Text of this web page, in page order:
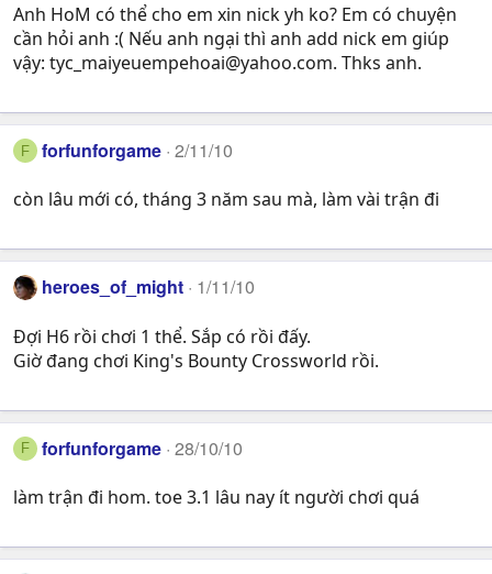
Anh HoM có thể cho em xin nick yh ko? Em có chuyện
cần hỏi anh :( Nếu anh ngại thì anh add nick em giúp
vậy: tyc_maiyeuempehoai@yahoo.com. Thks anh.
F forfunforgame 2/11/10
còn lâu mới có, tháng 3 năm sau mà, làm vài trận đi
heroes_of_might 1/11/10
Đợi H6 rồi chơi 1 thể. Sắp có rồi đấy.
Giờ đang chơi King's Bounty Crossworld rồi.
F forfunforgame 28/10/10
làm trận đi hom. toe 3.1 lâu nay ít người chơi quá